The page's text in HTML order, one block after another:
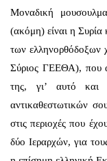
Μοναδική
(ακόμη) είναι η Συρία
των ελληνορθόδοξων
Σύριος ΓΕΕΘΑ), που
της, γι’ αυτό και
αντικαθεστωτικών
στις περιοχές που
δύο Ιεραρχών, για